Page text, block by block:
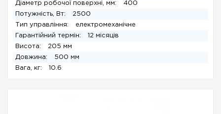
Діаметр робочої поверхні, мм:
400
Потужність, Вт:
2500
Тип управління:
електромеханічне
Гарантійний термін:
12 місяців
Висота:
205 мм
Довжина:
500 мм
Вага, кг:
10.6